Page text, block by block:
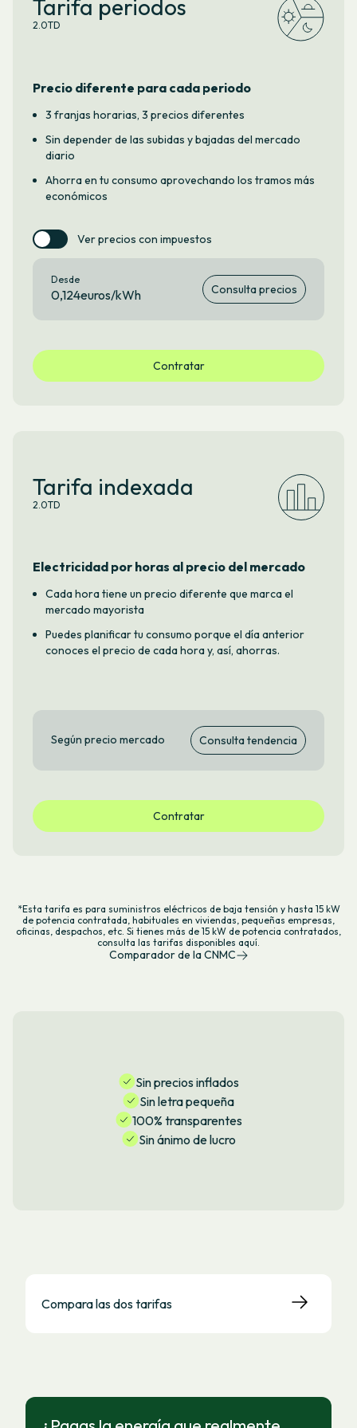
Tarifa periodos
2.0TD
Precio diferente para cada periodo
3 franjas horarias, 3 precios diferentes
Sin depender de las subidas y bajadas del mercado
diario
Ahorra en tu consumo aprovechando los tramos más
económicos
Ver precios con impuestos
Desde
0,124euros/kWh Consulta precios
Contratar
Tarifa indexada
2.0TD
Electricidad por horas al precio del mercado
Cada hora tiene un precio diferente que marca el
mercado mayorista
Puedes planificar tu consumo porque el día anterior
conoces el precio de cada hora y, así, ahorras.
Según precio mercado Consulta tendencia
Contratar
*Esta tarifa es para suministros eléctricos de baja tensión y hasta 15 kW
de potencia contratada, habituales en viviendas, pequeñas empresas,
oficinas, despachos, etc. Si tienes más de 15 kW de potencia contratados,
consulta las tarifas disponibles aquí
Comparador de la CNMC
Sin precios inflados
Sin letra pequeña
100% transparentes
Sin ánimo de lucro
Compara las dos tarifas